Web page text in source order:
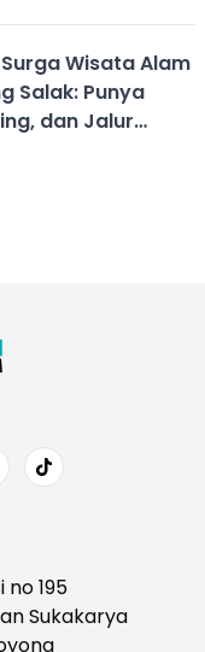
Wisata Alam
Salak: Punya
dan Jalur
no 195
Sukakarya